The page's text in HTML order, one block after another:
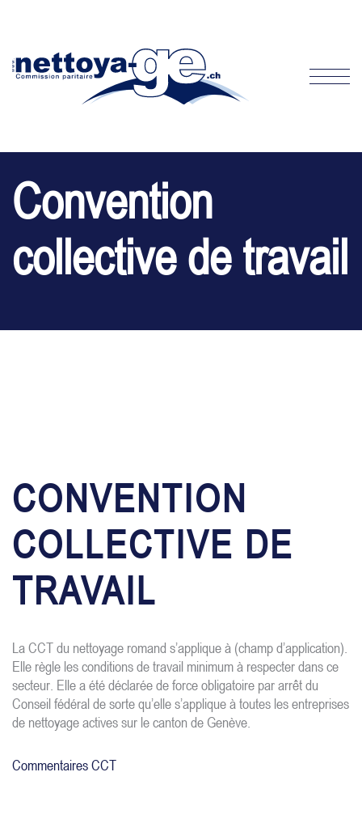
Convention
collective de travail
CONVENTION
COLLECTIVE DE
TRAVAIL
La CCT du nettoyage romand s’applique à (champ d’application).
Elle règle les conditions de travail minimum à respecter dans ce
secteur. Elle a été déclarée de force obligatoire par arrêt du
Conseil fédéral de sorte qu’elle s’applique à toutes les entreprises
de nettoyage actives sur le canton de Genève.
Commentaires CCT